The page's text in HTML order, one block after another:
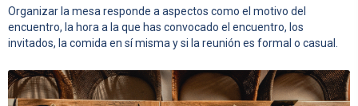
Organizar la mesa responde a aspectos como el motivo del
encuentro, la hora a la que has convocado el encuentro, los
invitados, la comida en sí misma y si la reunión es formal o casual.